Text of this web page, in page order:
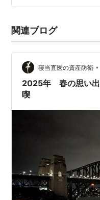
です。 流石にチェック
関連ブログ
寝当直医の資産防衛 •
2025年 春の思い
喫